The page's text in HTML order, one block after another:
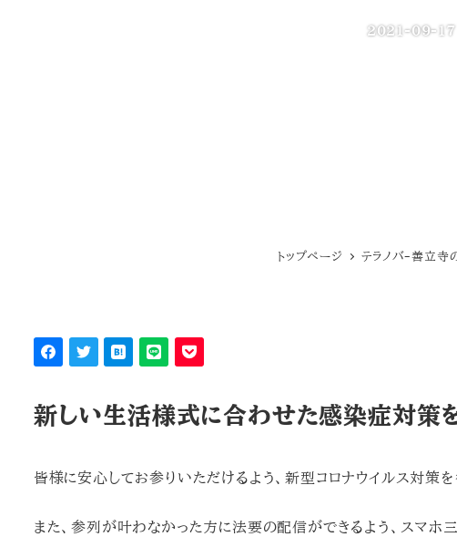
2021-09-17
トップページ テラノバ-善立寺
新しい生活様式に合わせた感染症対策を
皆様に安心してお参りいただけるよう、新型コロナウイルス対策を
また、参列が叶わなかった方に法要の配信ができるよう、スマホ